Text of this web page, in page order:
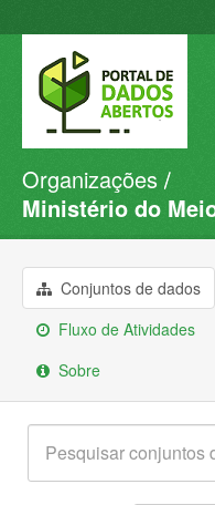
Conjuntos de dados
Organizações
Sobre
Organizações
Ministério do
Conjuntos de dados
Fluxo de Atividades
Sobre